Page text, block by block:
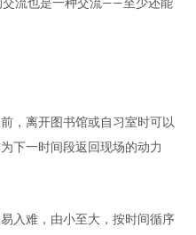
，离开图书馆或自习室时可以
下一时间段返回现场的动力
入难，由小至大，按时间循序